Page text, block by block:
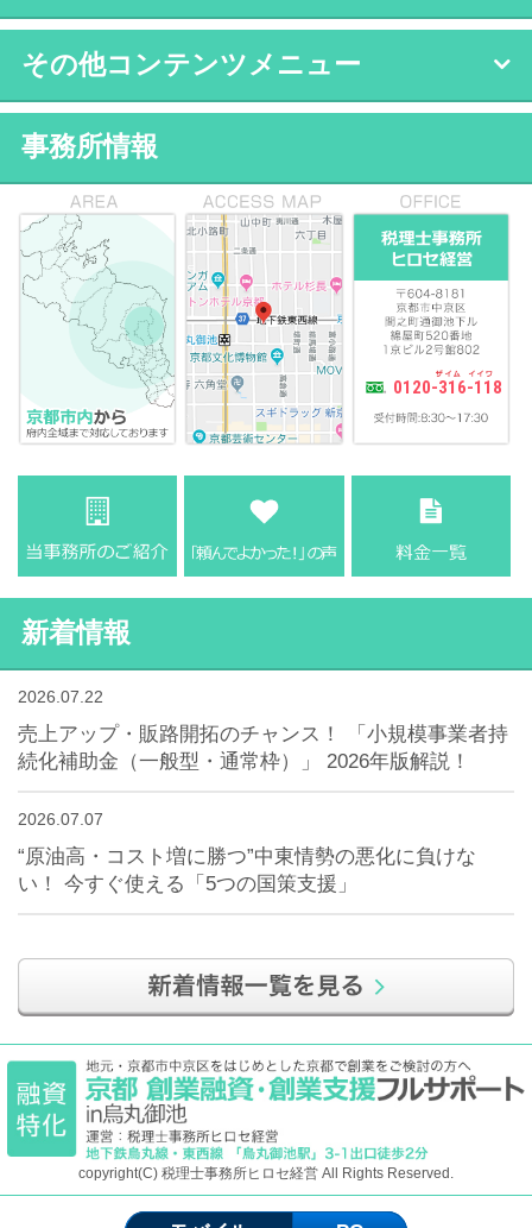
その他コンテンツメニュー
事務所情報
0120-316-118
新着情報
2026.07.22
売上アップ・販路開拓のチャンス！ 「小規模事業者持
続化補助金（一般型・通常枠）」 2026年版解説！
2026.07.07
“原油高・コスト増に勝つ”中東情勢の悪化に負けな
い！ 今すぐ使える「5つの国策支援」
copyright(C) 税理士事務所ヒロセ経営 All Rights Reserved.